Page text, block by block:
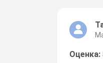
Оценка: